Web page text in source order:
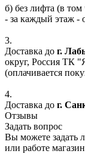
б) без лифта (в
- за каждый этаж -
3.
Доставка до г.
округ, Россия ТК
(оплачивается
4.
Доставка до г.
Отзывы
Задать вопрос
Вы можете задать
или работе